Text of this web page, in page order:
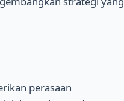
perasaan